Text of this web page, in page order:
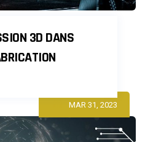
3D DANS
MAR 31, 2023